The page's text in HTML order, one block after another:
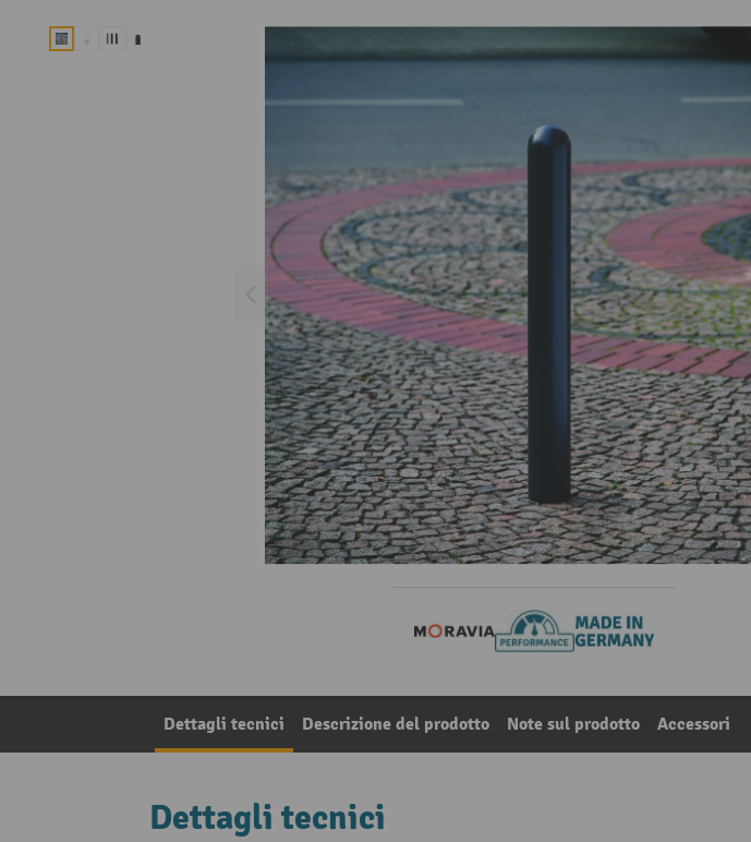
Dettagli tecnici Descrizione del prodotto Note sul prodotto Accessori
Dettagli tecnici